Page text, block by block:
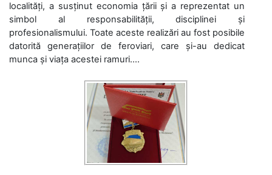
localități, a susținut economia țării și a reprezentat un
simbol al responsabilității, disciplinei și
profesionalismului. Toate aceste realizări au fost posibile
datorită generațiilor de feroviari, care și-au dedicat
munca și viața acestei ramuri....